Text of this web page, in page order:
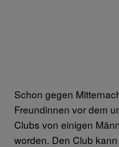
Schon gegen
Freundinnen vor dem
Clubs von einigen
worden. Den Club